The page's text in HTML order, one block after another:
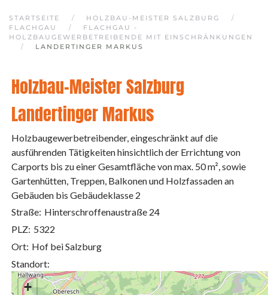
STARTSEITE
HOLZBAU-MEISTER SALZBURG
FLACHGAU
FLACHGAU -
HOLZBAUGEWERBETREIBENDE MIT EINSCHRÄNKUNGEN
LANDERTINGER MARKUS
Holzbau-Meister Salzburg
Landertinger Markus
Holzbaugewerbetreibender, eingeschränkt auf die
ausführenden Tätigkeiten hinsichtlich der Errichtung von
Carports bis zu einer Gesamtfläche von max. 50 m², sowie
Gartenhütten, Treppen, Balkonen und Holzfassaden an
Gebäuden bis Gebäudeklasse 2
Straße: Hinterschroffenaustraße 24
PLZ: 5322
Ort: Hof bei Salzburg
Standort:
+